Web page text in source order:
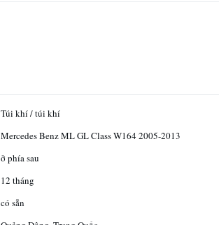
Túi khí / túi khí
Mercedes Benz ML GL Class W164 2005-2013
ở phía sau
12 tháng
có sẵn